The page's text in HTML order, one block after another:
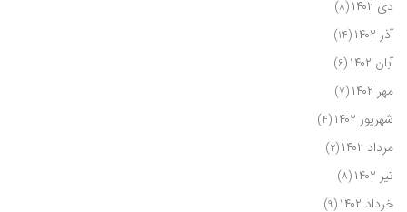
دی ۱۴۰۲ (۸)
آذر ۱۴۰۲ (۱۴)
آبان ۱۴۰۲ (۶)
مهر ۱۴۰۲ (۷)
شهریور ۱۴۰۲ (۴)
مرداد ۱۴۰۲ (۲)
تیر ۱۴۰۲ (۸)
خرداد ۱۴۰۲ (۹)